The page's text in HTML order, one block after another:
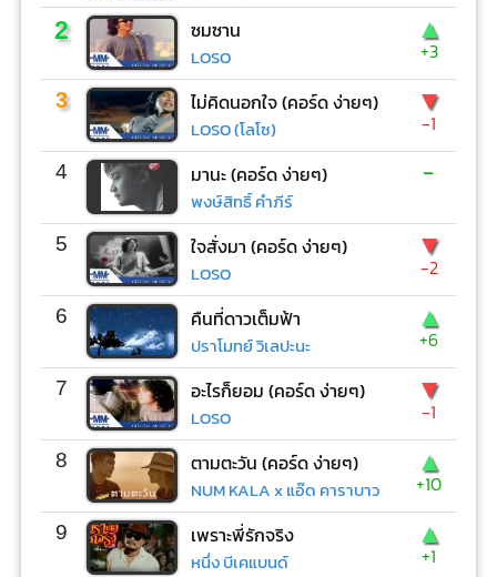
2 ซมซาน
LOSO
▲
+3
3 ไม่คิดนอกใจ (คอร์ด ง่ายๆ)
LOSO (โลโซ)
▼
-1
4 มานะ (คอร์ด ง่ายๆ)
พงษ์สิทธิ์ คำภีร์
-
5 ใจสั่งมา (คอร์ด ง่ายๆ)
LOSO
▼
-2
6 คืนที่ดาวเต็มฟ้า
ปราโมทย์ วิเลปะนะ
▲
+6
7 อะไรก็ยอม (คอร์ด ง่ายๆ)
LOSO
▼
-1
8 ตามตะวัน (คอร์ด ง่ายๆ)
NUM KALA x แอ๊ด คาราบาว
▲
+10
9 เพราะพี่รักจริง
หนึ่ง บีเคแบนด์
▲
+1